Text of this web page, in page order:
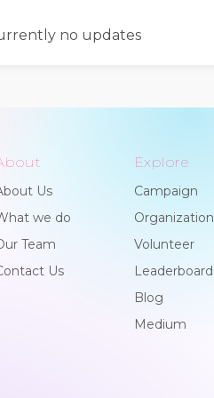
no updates
Us
we do
Team
Us
Explore
Campaign
Organization
Volunteer
Leaderboard
Blog
Medium